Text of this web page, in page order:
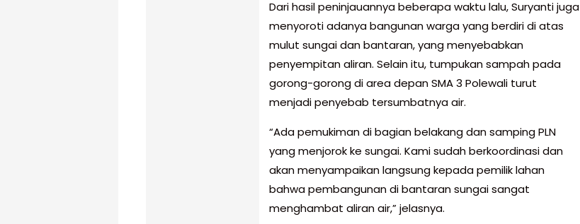
Dari hasil peninjauannya beberapa waktu lalu, Suryanti juga
menyoroti adanya bangunan warga yang berdiri di atas
mulut sungai dan bantaran, yang menyebabkan
penyempitan aliran. Selain itu, tumpukan sampah pada
gorong-gorong di area depan SMA 3 Polewali turut
menjadi penyebab tersumbatnya air.
“Ada pemukiman di bagian belakang dan samping PLN
yang menjorok ke sungai. Kami sudah berkoordinasi dan
akan menyampaikan langsung kepada pemilik lahan
bahwa pembangunan di bantaran sungai sangat
menghambat aliran air,” jelasnya.